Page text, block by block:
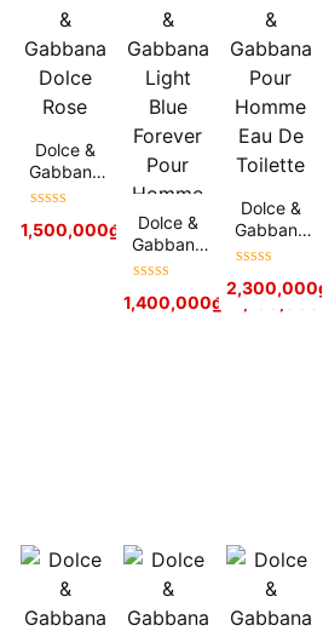
Dolce &
Gabbana
Dolce Rose
hạng5sao
1,500,000₫ 2,500,000
Dolce &
Gabbana
Light Blue
Pour
hạng5sao
1,400,000₫ 2,100,000₫
Dolce &
Gabbana
Pour
Eau De
Toilette
hạng5sao
2,300,000₫